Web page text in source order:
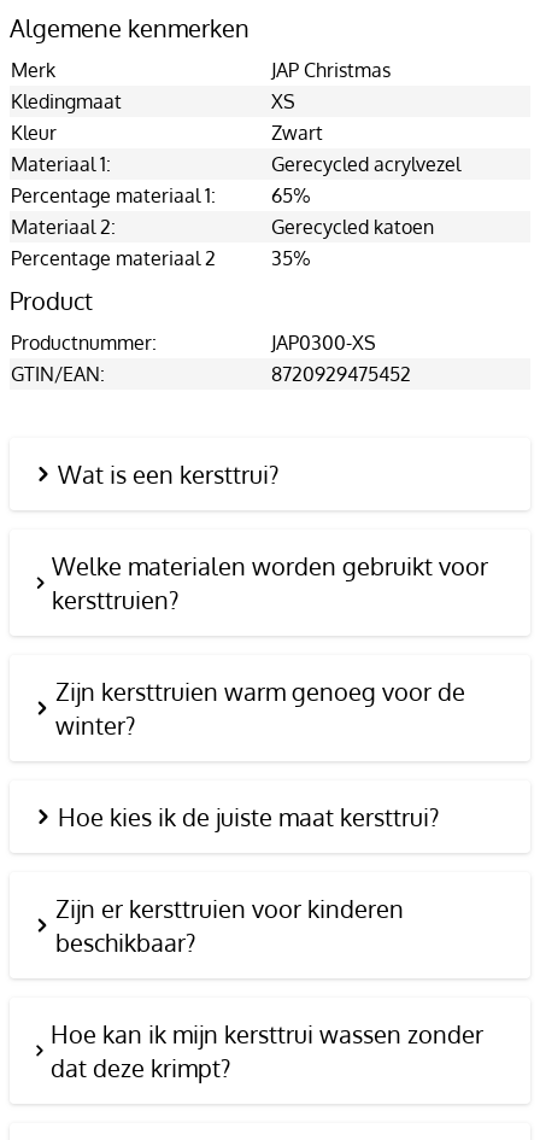
Algemene kenmerken
Merk
JAP Christmas
Kledingmaat
XS
Kleur
Zwart
Materiaal 1:
Gerecycled acrylvezel
Percentage materiaal 1:
65%
Materiaal 2:
Gerecycled katoen
Percentage materiaal 2
35%
Product
Productnummer:
JAP0300-XS
GTIN/EAN:
8720929475452
Wat is een kersttrui?
Welke materialen worden gebruikt voor
kersttruien?
Zijn kersttruien warm genoeg voor de
winter?
Hoe kies ik de juiste maat kersttrui?
Zijn er kersttruien voor kinderen
beschikbaar?
Hoe kan ik mijn kersttrui wassen zonder
dat deze krimpt?